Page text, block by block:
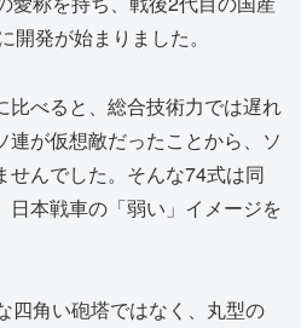
発が始まりました。
比べると、総合技術力では遅れ
連が仮想敵だったことから、ソ
せんでした。そんな74式は同
日本戦車の「弱い」イメージを
四角い砲塔ではなく、丸型の